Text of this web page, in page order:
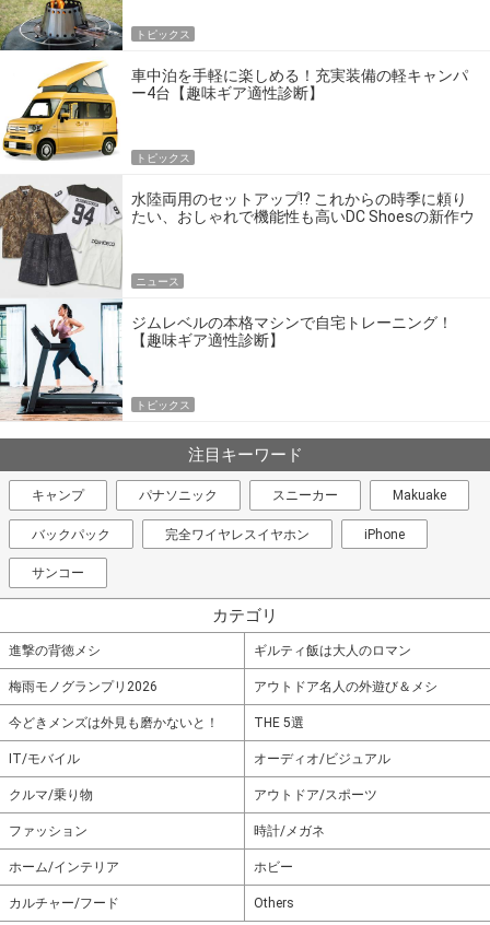
トピックス
車中泊を手軽に楽しめる！充実装備の軽キャンパ
ー4台【趣味ギア適性診断】
トピックス
水陸両用のセットアップ!? これからの時季に頼り
たい、おしゃれで機能性も高いDC Shoesの新作ウ
ニュース
ジムレベルの本格マシンで自宅トレーニング！
【趣味ギア適性診断】
トピックス
注目キーワード
キャンプ パナソニック スニーカー Makuake
バックパック 完全ワイヤレスイヤホン iPhone
サンコー
カテゴリ
進撃の背徳メシ ギルティ飯は大人のロマン
梅雨モノグランプリ2026 アウトドア名人の外遊び＆メシ
今どきメンズは外見も磨かないと！ THE 5選
IT/モバイル オーディオ/ビジュアル
クルマ/乗り物 アウトドア/スポーツ
ファッション 時計/メガネ
ホーム/インテリア ホビー
カルチャー/フード Others